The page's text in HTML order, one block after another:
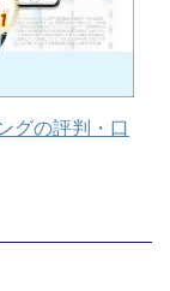
グの評判・口